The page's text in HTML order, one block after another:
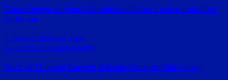
Gstanzlsingen auf dem Gäubodenvolksfest: Lachen und dabei
Gutes tun
7. August 2026 red_ra24
Landkreis Straubing-Bogen
Nach elf Monaten Bauzeit: Irlbachs Ortsdurchfahrt fertig